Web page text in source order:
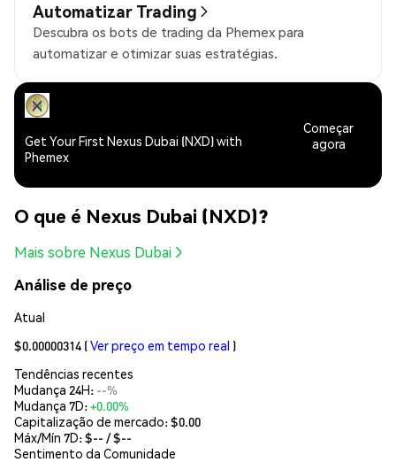
Automatizar Trading
Descubra os bots de trading da Phemex para
automatizar e otimizar suas estratégias.
Get Your First Nexus Dubai (NXD) with
Phemex
Começar
agora
O que é Nexus Dubai (NXD)?
Mais sobre Nexus Dubai
Análise de preço
Atual
$0.00000314 (Ver preço em tempo real )
Tendências recentes
Mudança 24H: --%
Mudança 7D:+0.00%
Capitalização de mercado:$0.00
Máx/Mín 7D: $-- / $--
Sentimento da Comunidade